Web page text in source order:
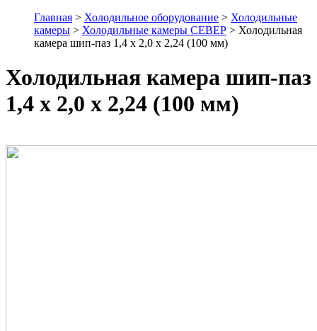
Главная > Холодильное оборудование > Холодильные
камеры > Холодильные камеры СЕВЕР > Холодильная
камера шип-паз 1,4 х 2,0 х 2,24 (100 мм)
Холодильная камера шип-паз
1,4 х 2,0 х 2,24 (100 мм)